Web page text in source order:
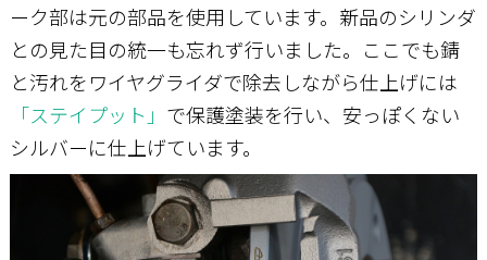
ーク部は元の部品を使用しています。新品のシリンダ
との見た目の統一も忘れず行いました。ここでも錆
と汚れをワイヤグライダで除去しながら仕上げには
「ステイプット」 で保護塗装を行い、安っぽくない
シルバーに仕上げています。